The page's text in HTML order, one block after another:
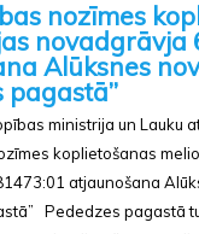
nozīmes
novadgrāvja
Alūksnes
pagastā”
ministrija un Lauku
koplietošanas
atjaunošana
Pededzes pagastā